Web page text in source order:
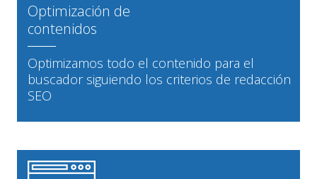
Optimización de
contenidos
Optimizamos todo el contenido para el
buscador siguiendo los criterios de redacción
SEO